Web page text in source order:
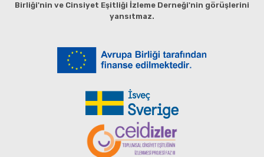
Birliği'nin ve Cinsiyet Eşitliği İzleme Derneği'nin görüşlerini
yansıtmaz.